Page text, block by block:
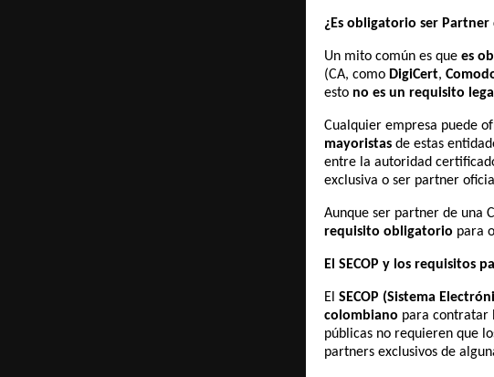
¿Es obligatorio ser
Un mito común es que es
(CA, como DigiCert,
esto no es un requisito
Cualquier empresa puede
mayoristas de estas
entre la autoridad
exclusiva o ser partner
Aunque ser partner de una
requisito obligatorio para
El SECOP y los requisitos
El SECOP (Sistema
colombiano para contratar
públicas no requieren que
partners exclusivos de